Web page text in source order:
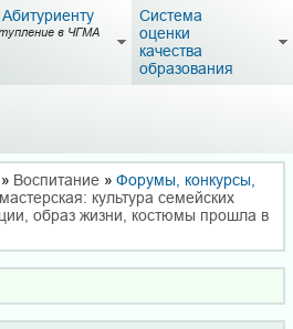
Абитуриенту
в ЧГМА
Система
оценки
качества
образования
» Воспитание » Форумы, конкурсы,
культура семейских
образ жизни, костюмы прошла в